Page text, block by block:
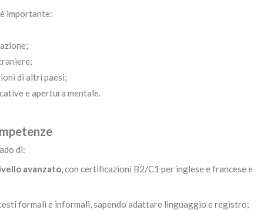
importante:
di altri paesi;
e apertura mentale.
di:
avanzato, con certificazioni B2/C1 per inglese e francese e
formali e informali, sapendo adattare linguaggio e registro;